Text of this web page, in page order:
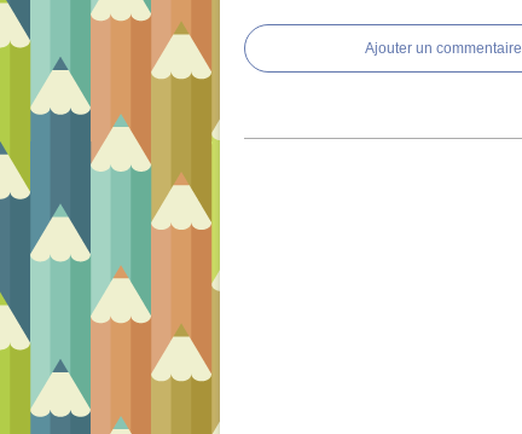
Ajouter un commentaire